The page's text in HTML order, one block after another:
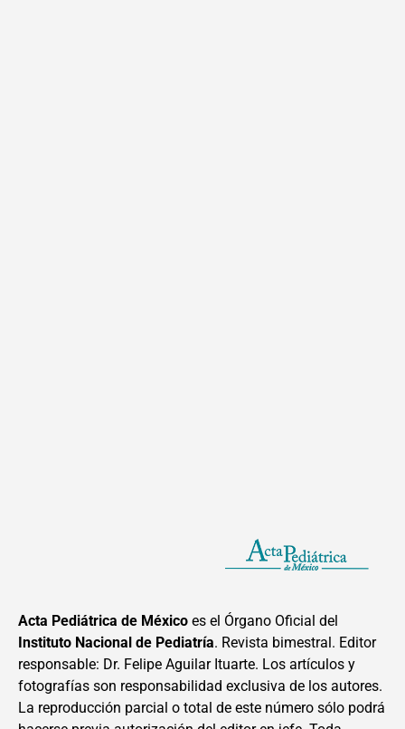
Acta Pediátrica de México es el Órgano Oficial del
Instituto Nacional de Pediatría. Revista bimestral. Editor
responsable: Dr. Felipe Aguilar Ituarte. Los artículos y
fotografías son responsabilidad exclusiva de los autores.
La reproducción parcial o total de este número sólo podrá